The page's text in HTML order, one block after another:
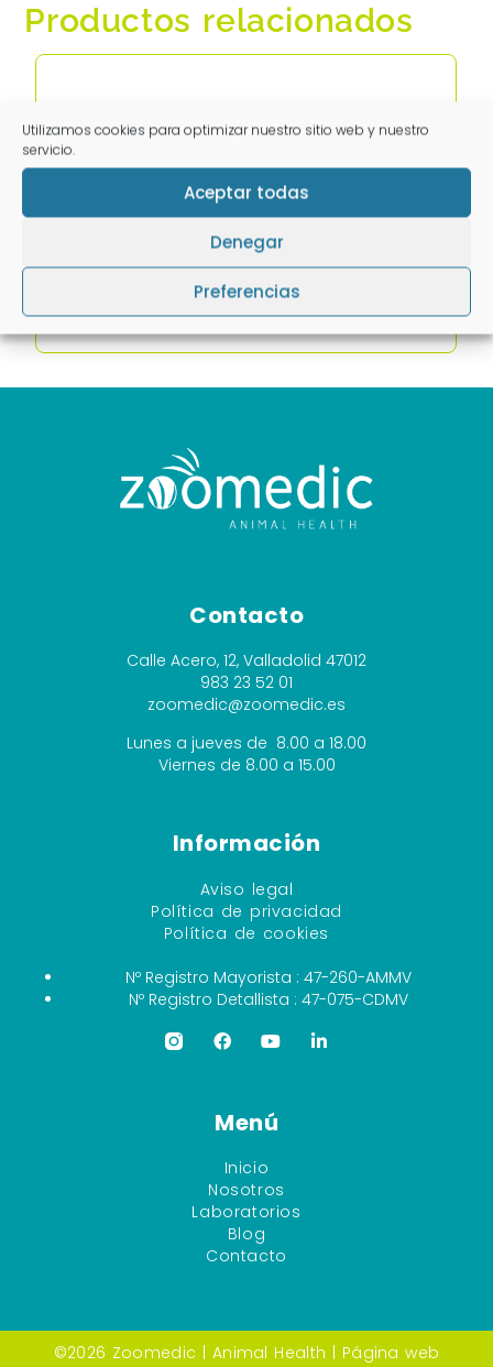
Utilizamos cookies para optimizar nuestro sitio web y nuestro
servicio.
Aceptar todas
Denegar
Preferencias
Productos relacionados
Contacto
Calle Acero, 12, Valladolid 47012
983 23 52 01
zoomedic@zoomedic.es
Lunes a jueves de 8.00 a 18.00
Viernes de 8.00 a 15.00
Información
Aviso legal
Política de privacidad
Política de cookies
Nº Registro Mayorista : 47-260-AMMV
Nº Registro Detallista : 47-075-CDMV
Menú
Inicio
Nosotros
Laboratorios
Blog
Contacto
©2026 Zoomedic | Animal Health | Página web